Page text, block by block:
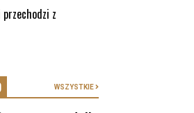
z
WSZYSTKIE